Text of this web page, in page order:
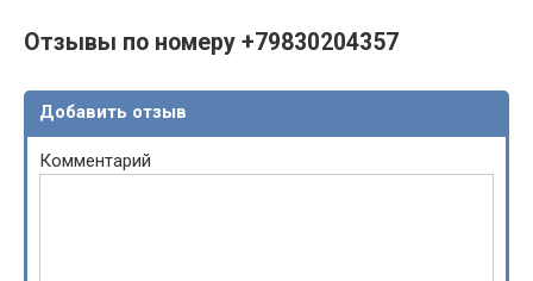
Отзывы по номеру +79830204357
Добавить отзыв
Комментарий